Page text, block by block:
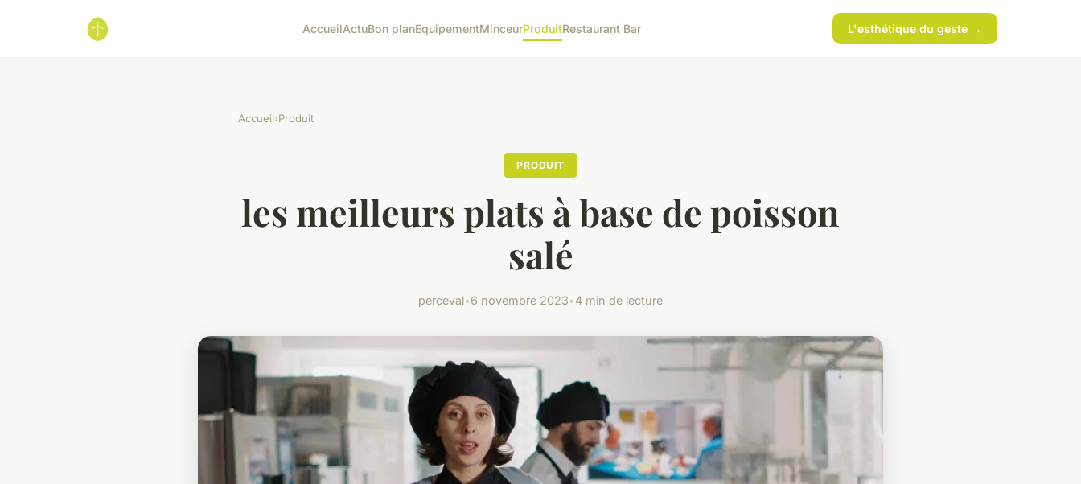
AccueilActuBon planEquipementMinceurProduitRestaurant Bar L'esthétique du geste →
Accueil›Produit
PRODUIT
les meilleurs plats à base de poisson
salé
perceval•6 novembre 2023•4 min de lecture